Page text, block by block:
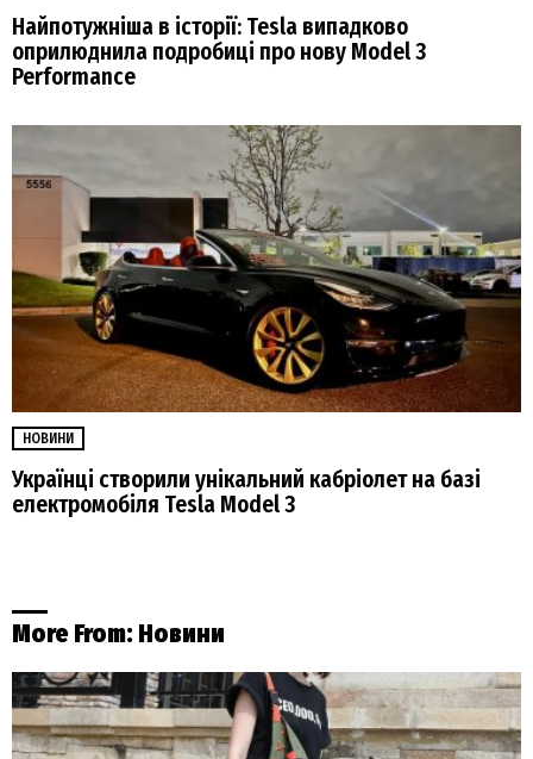
Найпотужніша в історії: Tesla випадково
оприлюднила подробиці про нову Model 3
Performance
НОВИНИ
Українці створили унікальний кабріолет на базі
електромобіля Tesla Model 3
More From: Новини